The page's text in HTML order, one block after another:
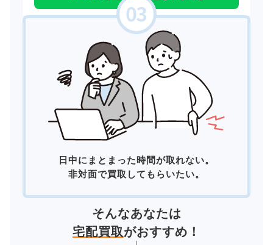
日中にまとまった時間が取れない。
非対面で買取してもらいたい。
そんなあなたは
宅配買取がおすすめ！